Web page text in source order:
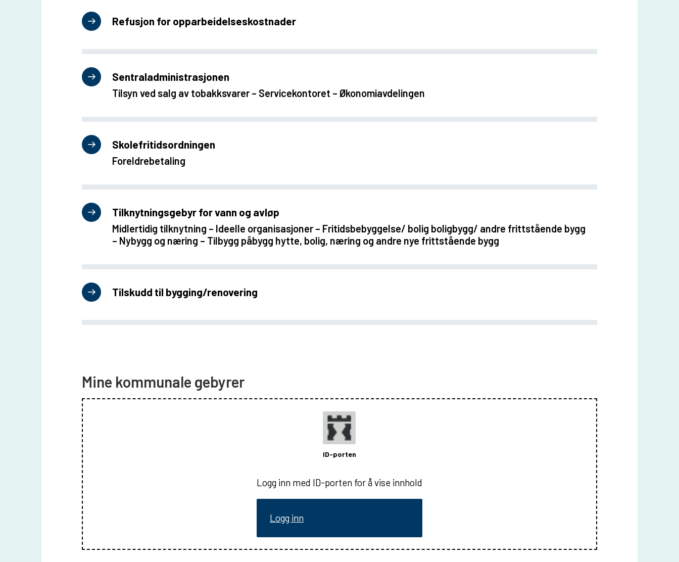
Refusjon for opparbeidelseskostnader
Sentraladministrasjonen
Tilsyn ved salg av tobakksvarer – Servicekontoret – Økonomiavdelingen
Skolefritidsordningen
Foreldrebetaling
Tilknytningsgebyr for vann og avløp
Midlertidig tilknytning – Ideelle organisasjoner – Fritidsbebyggelse/ bolig boligbygg/ andre frittstående bygg
– Nybygg og næring – Tilbygg påbygg hytte, bolig, næring og andre nye frittstående bygg
Tilskudd til bygging/renovering
Mine kommunale gebyrer
ID-porten
Logg inn med ID-porten for å vise innhold
Logg inn